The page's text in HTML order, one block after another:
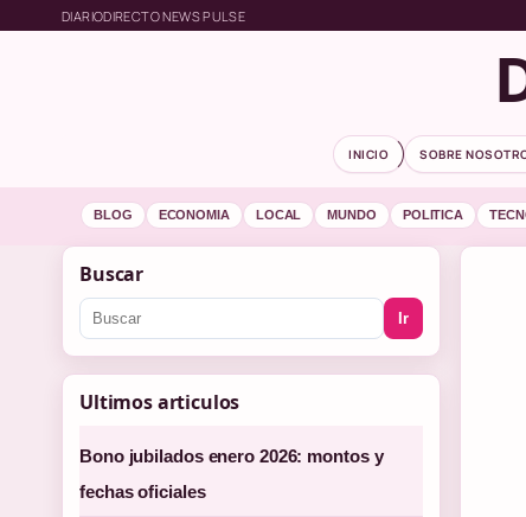
DIARIODIRECTO NEWS PULSE
INICIO SOBRE
BLOG ECONOMIA LOCAL MUNDO POLITICA
Buscar
Ir
Ultimos articulos
Bono jubilados enero 2026: montos y
fechas oficiales